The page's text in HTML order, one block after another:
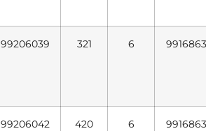
99206039 321 6
99206042 420 6